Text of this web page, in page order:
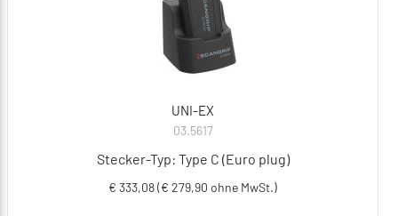
UNI-EX
03.5617
Stecker-Typ: Type C (Euro plug)
€ 333,08 (€ 279,90 ohne MwSt.)